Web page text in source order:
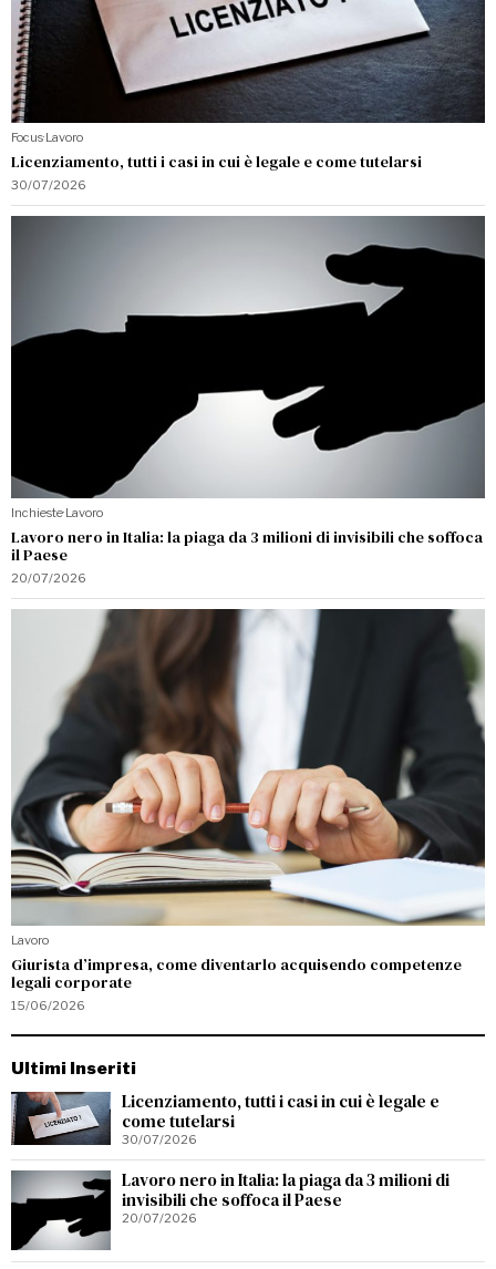
Focus·Lavoro
Licenziamento, tutti i casi in cui è legale e come tutelarsi
30/07/2026
Inchieste·Lavoro
Lavoro nero in Italia: la piaga da 3 milioni di invisibili che soffoca
il Paese
20/07/2026
Lavoro
Giurista d’impresa, come diventarlo acquisendo competenze
legali corporate
15/06/2026
Ultimi Inseriti
Licenziamento, tutti i casi in cui è legale e
come tutelarsi
30/07/2026
Lavoro nero in Italia: la piaga da 3 milioni di
invisibili che soffoca il Paese
20/07/2026